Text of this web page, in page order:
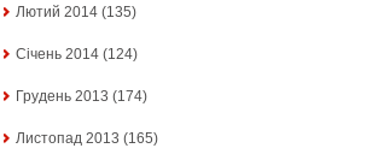
Лютий 2014(135)
Січень 2014(124)
Грудень 2013 (174)
Листопад 2013 (165)